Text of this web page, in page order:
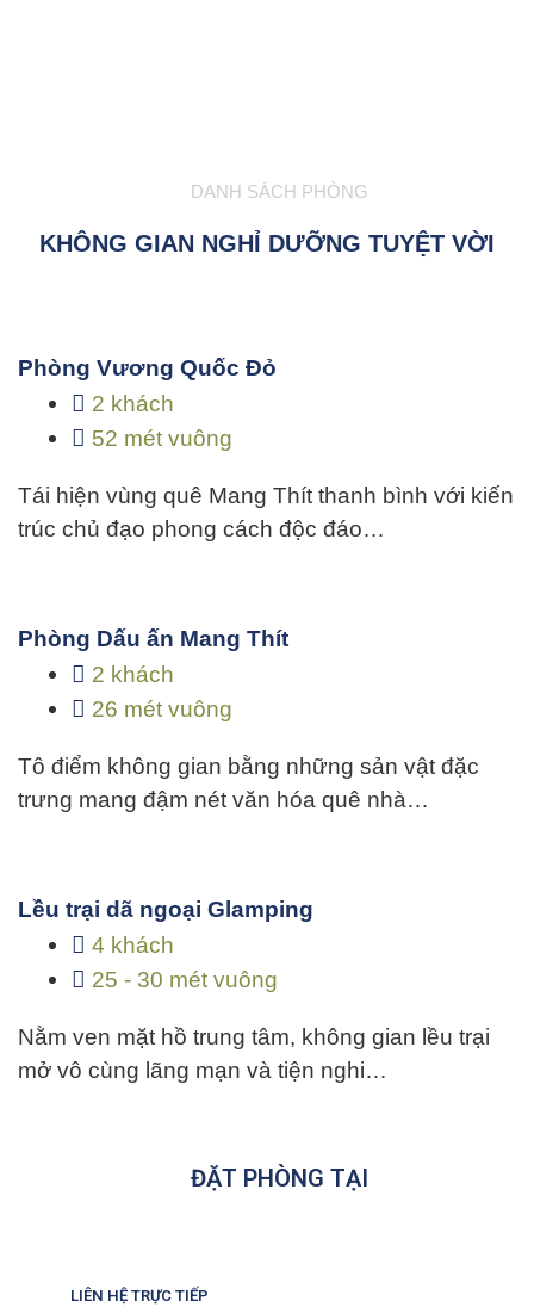
DANH SÁCH PHÒNG
KHÔNG GIAN NGHỈ DƯỠNG TUYỆT VỜI
Phòng Vương Quốc Đỏ
2 khách
52 mét vuông
Tái hiện vùng quê Mang Thít thanh bình với kiến
trúc chủ đạo phong cách độc đáo…
Phòng Dấu ấn Mang Thít
2 khách
26 mét vuông
Tô điểm không gian bằng những sản vật đặc
trưng mang đậm nét văn hóa quê nhà…
Lều trại dã ngoại Glamping
4 khách
25 - 30 mét vuông
Nằm ven mặt hồ trung tâm, không gian lều trại
mở vô cùng lãng mạn và tiện nghi…
ĐẶT PHÒNG TẠI
LIÊN HỆ TRỰC TIẾP